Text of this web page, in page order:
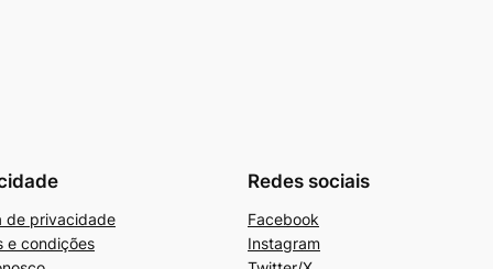
de privacidade
e condições
Redes sociais
Facebook
Instagram